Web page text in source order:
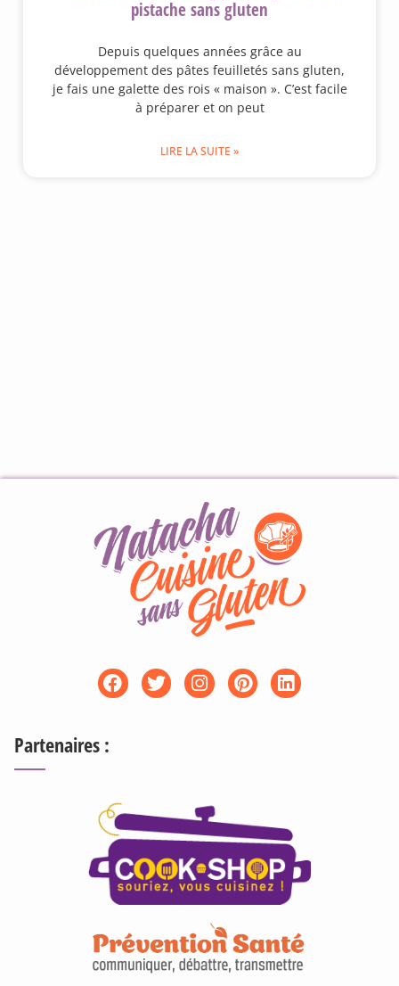
pistache sans gluten
Depuis quelques années grâce au
développement des pâtes feuilletés sans gluten,
je fais une galette des rois « maison ». C’est facile
à préparer et on peut
LIRE LA SUITE »
Partenaires :